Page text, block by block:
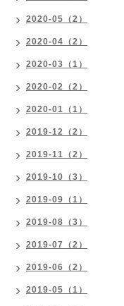
2020-05（2）
2020-04（2）
2020-03（1）
2020-02（2）
2020-01（1）
2019-12（2）
2019-11（2）
2019-10（3）
2019-09（1）
2019-08（3）
2019-07（2）
2019-06（2）
2019-05（1）